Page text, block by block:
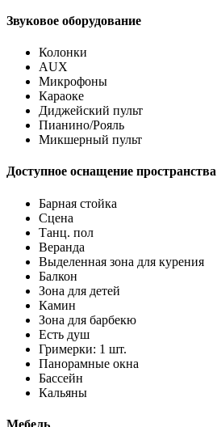
Звуковое оборудование
Колонки
AUX
Микрофоны
Караоке
Диджейский пульт
Пианино/Рояль
Микшерный пульт
Доступное оснащение пространства
Барная стойка
Сцена
Танц. пол
Веранда
Выделенная зона для курения
Балкон
Зона для детей
Камин
Зона для барбекю
Есть душ
Гримерки: 1 шт.
Панорамные окна
Бассейн
Кальяны
Мебель